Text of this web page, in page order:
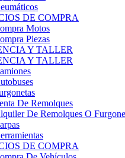
DE COMPRA
Motos
Piezas
Y TALLER
Y TALLER
De Remolques
De Remolques O Furgones
DE COMPRA
De Vehículos
De Herramientas